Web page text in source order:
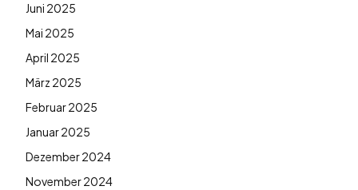
Juni 2025
Mai 2025
April 2025
März 2025
Februar 2025
Januar 2025
Dezember 2024
November 2024